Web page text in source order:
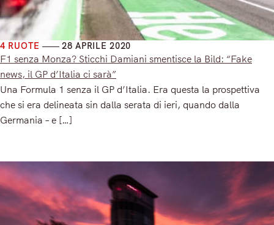
4 RUOTE 28 APRILE 2020
F1 senza Monza? Sticchi Damiani smentisce la Bild: “Fake
news, il GP d’Italia ci sarà”
Una Formula 1 senza il GP d’Italia. Era questa la prospettiva
che si era delineata sin dalla serata di ieri, quando dalla
Germania – e […]